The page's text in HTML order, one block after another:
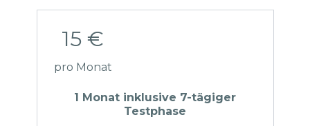
15 €
pro Monat
1 Monat inklusive 7-tägiger
Testphase